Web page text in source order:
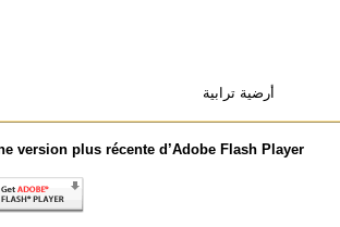
أرضية ترابية
version plus récente d’Adobe Flash Player.